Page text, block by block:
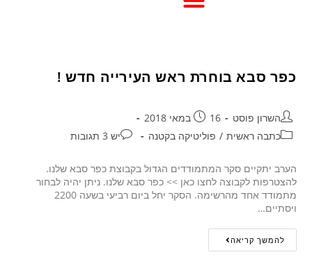
כפר סבא בוחרת ראש העירייה חדש !
השרון פוסט
16 במאי 2018
כתבה ראשית / פוליטיקה בקטנה יש 3 תגובות
הערב יתקיים סקר המתמודדים הגדול בקבוצת כפר סבא שלנו.
להצטרפות לקבוצה לחצו כאן >> כפר סבא שלנו. ניתן יהיה לבחור
מתמודד אחד מהרשימה. הסקר יחל ביום רביעי בשעה 2200
ויסתיים…
להמשך קריאה